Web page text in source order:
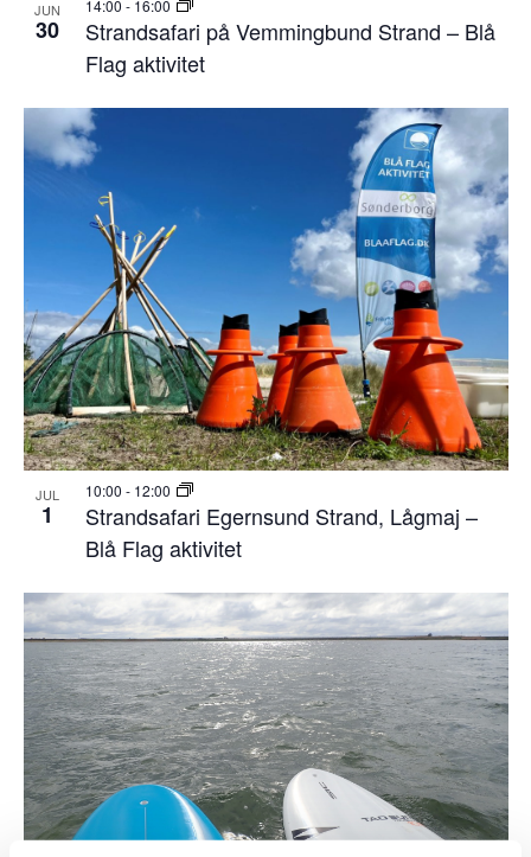
JUN
30
Strandsafari på Vemmingbund Strand – Blå
Flag aktivitet
14:00 - 16:00
JUL
1
Strandsafari Egernsund Strand, Lågmaj –
Blå Flag aktivitet
10:00 - 12:00